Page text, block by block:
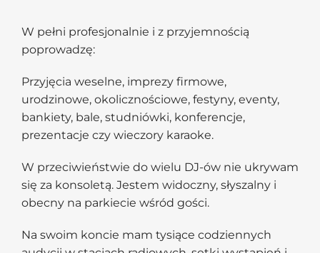
W pełni profesjonalnie i z przyjemnością
poprowadzę:
Przyjęcia weselne, imprezy firmowe,
urodzinowe, okolicznościowe, festyny, eventy,
bankiety, bale, studniówki, konferencje,
prezentacje czy wieczory karaoke.
W przeciwieństwie do wielu DJ-ów nie ukrywam
się za konsoletą. Jestem widoczny, słyszalny i
obecny na parkiecie wśród gości.
Na swoim koncie mam tysiące codziennych